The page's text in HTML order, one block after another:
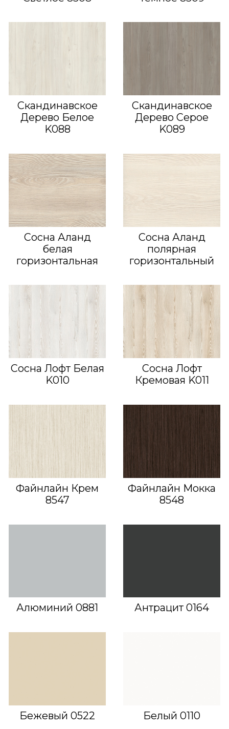
Скандинавское
Дерево Белое
K088
Скандинавское
Дерево Серое
K089
Сосна Аланд
белая
горизонтальная
Сосна Аланд
полярная
горизонтальный
Сосна Лофт Белая
K010
Сосна Лофт
Кремовая K011
Файнлайн Крем
8547
Файнлайн Мокка
8548
Алюминий 0881 Антрацит 0164
Бежевый 0522 Белый 0110